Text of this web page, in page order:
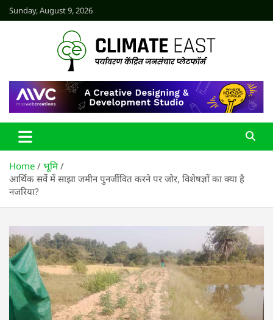
Skip
to
Sunday, August 9, 2026
CLIMATE EAST
Home
भूमि
आर्थिक सर्वे में साझा जमीन पुनर्जीवित करने पर जोर, विशेषज्ञों का क्या है
नजरिया?